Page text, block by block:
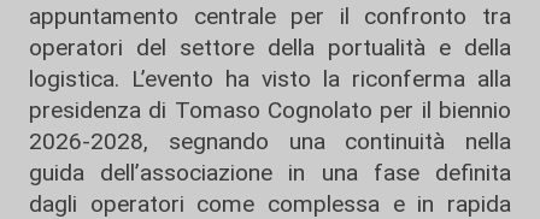
appuntamento centrale per il confronto tra
operatori del settore della portualità e della
logistica. L’evento ha visto la riconferma alla
presidenza di Tomaso Cognolato per il biennio
2026-2028, segnando una continuità nella
guida dell’associazione in una fase definita
dagli operatori come complessa e in rapida